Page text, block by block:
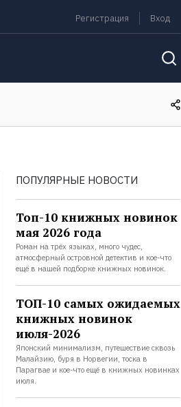
Регистрация Вход
ПОПУЛЯРНЫЕ НОВОСТИ
Топ-10 книжных новинок
мая 2026 года
Роман на трёх языках, много чудес,
атмосферный островной детектив и кое-что
ещё в нашей подборке книжных новинок.
ТОП-10 самых ожидаемых
книжных новинок
июля-2026
Японский минимализм, путешествие сквозь
Малайзию, буря в Норвегии, тоска в
Парагвае и кое-что ещё в книжных новинках
июля.